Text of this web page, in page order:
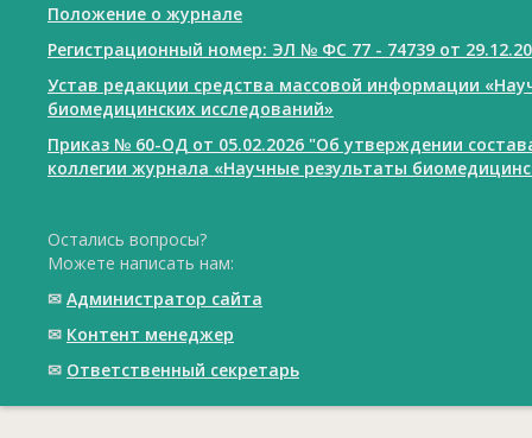
Положение о журнале
Регистрационный номер: ЭЛ № ФС 77 - 74739 от
Устав редакции средства массовой информации
биомедицинских исследований»
Приказ № 60-ОД от 05.02.2026 "Об утверждении
коллегии журнала «Научные результаты
Остались вопросы?
Можете написать нам:
✉ Администратор сайта
✉ Контент менеджер
✉ Ответственный cекретарь